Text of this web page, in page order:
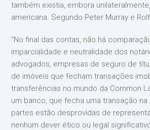
também existia, embora
americana. Segundo Peter Murray e
“No final das contas, não há
imparcialidade e neutralidade dos
advogados, empresas de seguro de
de imóveis que fecham transações
transferências no mundo da Common
um banco, que fecha uma transação na
partes estão desprovidas de
nenhum dever ético ou legal